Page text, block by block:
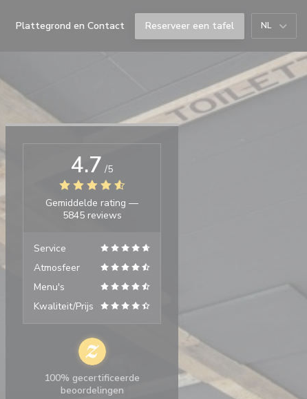
((opent in een nieuw venster))
((opent in een nieuw venster))
Plattegrond en Contact Reserveer een tafel NL
4.7 /5
Gemiddelde rating —
5845 reviews
Service
Atmosfeer
Menu's
Kwaliteit/Prijs
100% gecertificeerde
beoordelingen